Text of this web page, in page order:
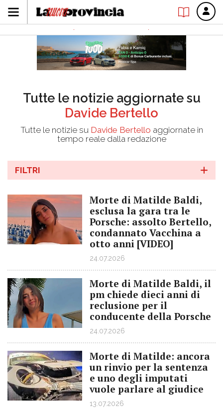
Tutte le notizie aggiornate su
Davide Bertello
Tutte le notizie su Davide Bertello aggiornate in
tempo reale dalla redazione
FILTRI
Morte di Matilde Baldi,
esclusa la gara tra le
Porsche: assolto Bertello,
condannato Vacchina a
otto anni [VIDEO]
24.07.2026
Morte di Matilde Baldi, il
pm chiede dieci anni di
reclusione per il
conducente della Porsche
24.07.2026
Morte di Matilde: ancora
un rinvio per la sentenza
e uno degli imputati
vuole parlare al giudice
13.07.2026